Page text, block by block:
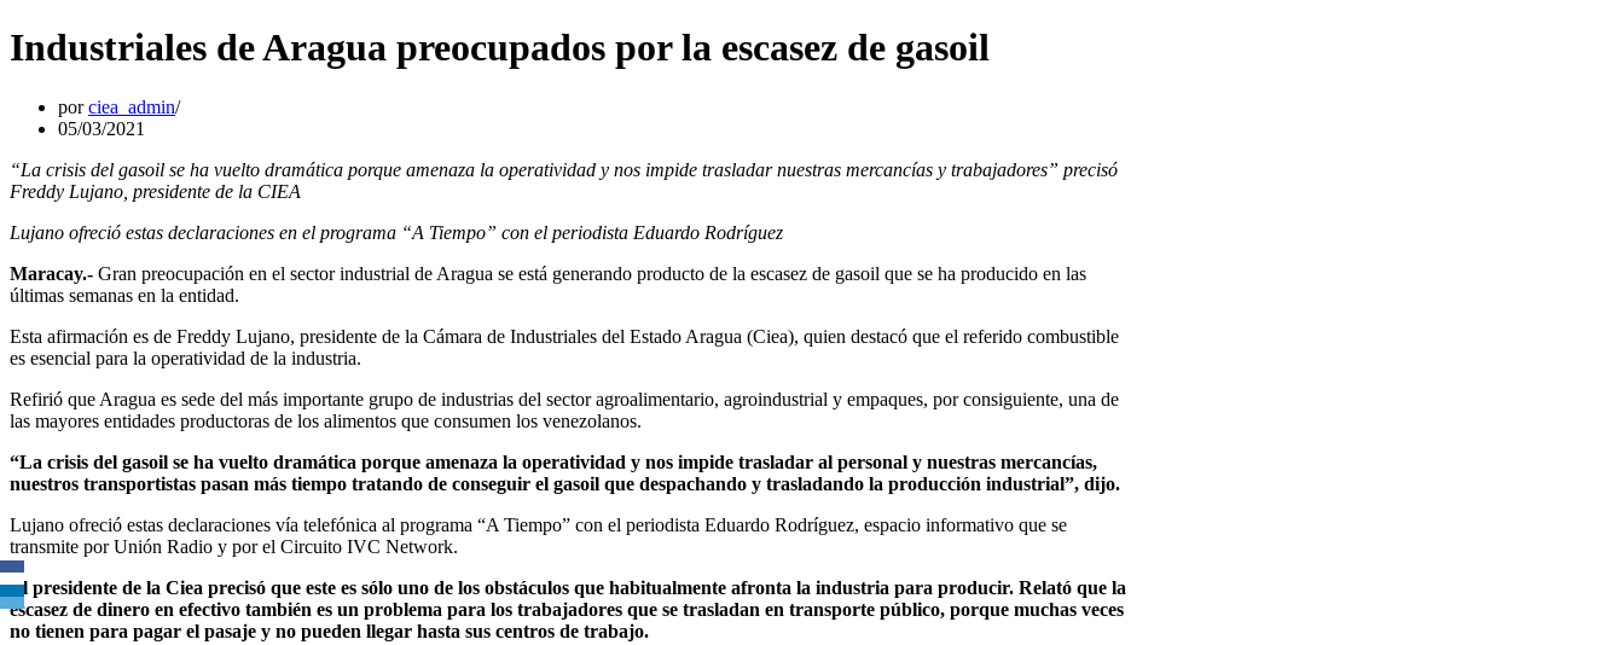
Industriales de Aragua preocupados por la escasez de gasoil
porciea_admin
05/03/2021
“La crisis del gasoil se ha vuelto dramática porque amenaza la operatividad y nos impide trasladar nuestras mercancías y trabajadores” precisó
Freddy Lujano, presidente de la CIEA
Lujano ofreció estas declaraciones en el programa “A Tiempo” con el periodista Eduardo Rodríguez
Maracay.- Gran preocupación en el sector industrial de Aragua se está generando producto de la escasez de gasoil que se ha producido en las
últimas semanas en la entidad.
Esta afirmación es de Freddy Lujano, presidente de la Cámara de Industriales del Estado Aragua (Ciea), quien destacó que el referido combustible
es esencial para la operatividad de la industria.
Refirió que Aragua es sede del más importante grupo de industrias del sector agroalimentario, agroindustrial y empaques, por consiguiente, una de
las mayores entidades productoras de los alimentos que consumen los venezolanos.
“La crisis del gasoil se ha vuelto dramática porque amenaza la operatividad y nos impide trasladar al personal y nuestras mercancías,
nuestros transportistas pasan más tiempo tratando de conseguir el gasoil que despachando y trasladando la producción industrial”, dijo.
Lujano ofreció estas declaraciones vía telefónica al programa “A Tiempo” con el periodista Eduardo Rodríguez, espacio informativo que se
transmite por Unión Radio y por el Circuito IVC Network.
El presidente de la Ciea precisó que este es sólo uno de los obstáculos que habitualmente afronta la industria para producir. Relató que la
escasez de dinero en efectivo también es un problema para los trabajadores que se trasladan en transporte público, porque muchas veces
no tienen para pagar el pasaje y no pueden llegar hasta sus centros de trabajo.